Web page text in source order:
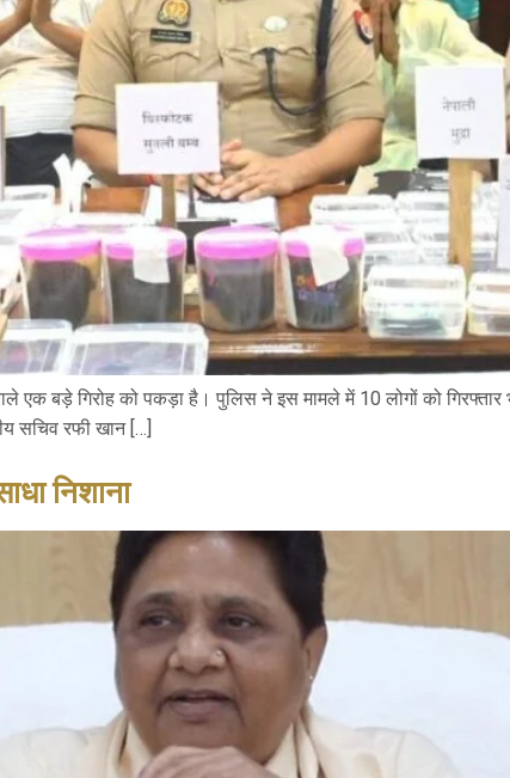
बड़े गिरोह को पकड़ा है। पुलिस ने इस मामले में 10 लोगों को गिरफ्तार
सचिव रफी खान […]
निशाना